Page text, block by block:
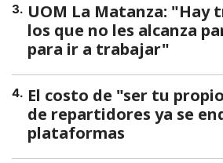
3. UOM La Matanza: "Hay
los que no les alcanza
para ir a trabajar"
4. El costo de "ser tu
de repartidores ya se
plataformas